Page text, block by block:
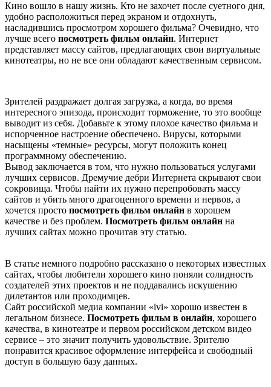
Кино вошло в нашу жизнь. Кто не захочет после суетного дня,
удобно расположиться перед экраном и отдохнуть,
насладившись просмотром хорошего фильма? Очевидно, что
лучше всего посмотреть фильм онлайн. Интернет
представляет массу сайтов, предлагающих свои виртуальные
кинотеатры, но не все они обладают качественным сервисом.
Зрителей раздражает долгая загрузка, а когда, во время
интересного эпизода, происходит торможение, то это вообще
выводит из себя. Добавьте к этому плохое качество фильма и
испорченное настроение обеспечено. Вирусы, которыми
насыщены «темные» ресурсы, могут положить конец
программному обеспечению.
Вывод заключается в том, что нужно пользоваться услугами
лучших сервисов. Дремучие дебри Интернета скрывают свои
сокровища. Чтобы найти их нужно перепробовать массу
сайтов и убить много драгоценного времени и нервов, а
хочется просто посмотреть фильм онлайн в хорошем
качестве и без проблем. Посмотреть фильм онлайн на
лучших сайтах можно прочитав эту статью.
В статье немного подробно рассказано о некоторых известных
сайтах, чтобы любители хорошего кино поняли солидность
создателей этих проектов и не поддавались искушению
дилетантов или проходимцев.
Сайт российской медиа компании «ivi» хорошо известен в
легальном бизнесе. Посмотреть фильм в онлайн, хорошего
качества, в кинотеатре и первом российском детском видео
сервисе – это значит получить удовольствие. Зрителю
понравится красивое оформление интерфейса и свободный
доступ в большую базу данных.